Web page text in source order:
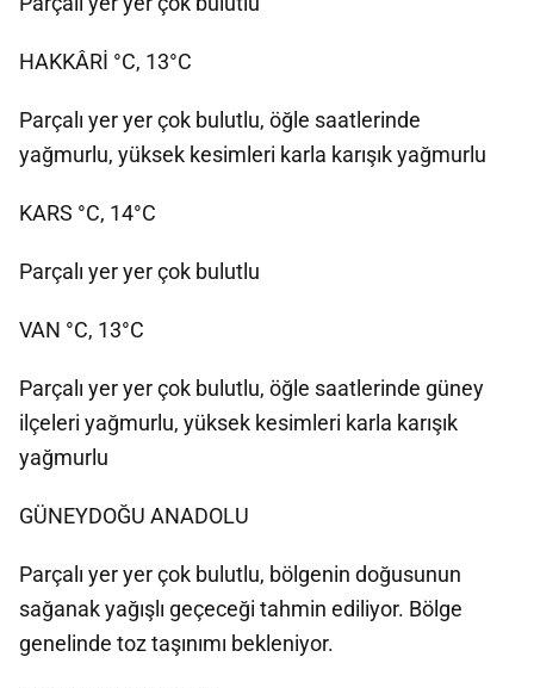
HAKKÂRİ °C, 13°C
Parçalı yer yer çok bulutlu, öğle saatlerinde
yağmurlu, yüksek kesimleri karla karışık yağmurlu
KARS °C, 14°C
Parçalı yer yer çok bulutlu
VAN °C, 13°C
Parçalı yer yer çok bulutlu, öğle saatlerinde güney
ilçeleri yağmurlu, yüksek kesimleri karla karışık
yağmurlu
GÜNEYDOĞU ANADOLU
Parçalı yer yer çok bulutlu, bölgenin doğusunun
sağanak yağışlı geçeceği tahmin ediliyor. Bölge
genelinde toz taşınımı bekleniyor.